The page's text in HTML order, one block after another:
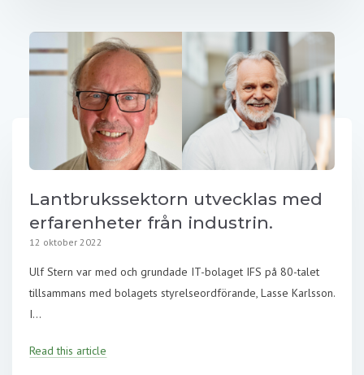
Lantbrukssektorn utvecklas med
erfarenheter från industrin.
12 oktober 2022
Ulf Stern var med och grundade IT-bolaget IFS på 80-talet
tillsammans med bolagets styrelseordförande, Lasse Karlsson.
I...
Read this article